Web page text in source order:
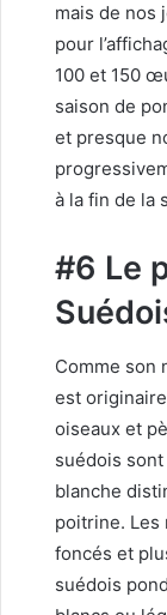
mais de nos
pour
100 et 150
saison de
et presque
à la fin de la
#6 Le
Comme son
est
oiseaux et
suédois
blanche
poitrine. Les
foncés et
suédois